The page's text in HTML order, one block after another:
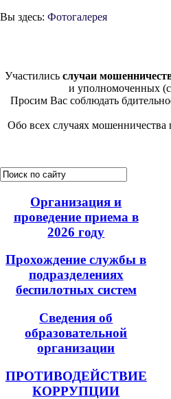
Вы здесь: Фотогалерея
Участились случаи
и уполномоченных
Просим Вас соблюдать
Обо всех случаях мошенничества
Организация и
проведение приема в
2026 году
Прохождение службы в
подразделениях
беспилотных систем
Сведения об
образовательной
организации
ПРОТИВОДЕЙСТВИЕ
КОРРУПЦИИ